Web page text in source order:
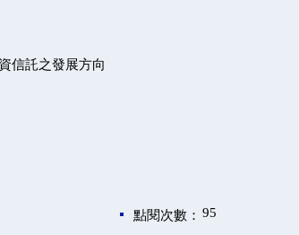
信託之發展方向
點閱次數： 95